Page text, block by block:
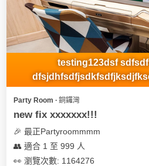
註
服
務
及
產
品
testing123dsf
Party Room ∙ 銅鑼灣
new fix xxxxxxx!!!
🎉 最正Partyroommmm
👥 適合 1 至 999 人
👀 瀏覽次數: 1164276